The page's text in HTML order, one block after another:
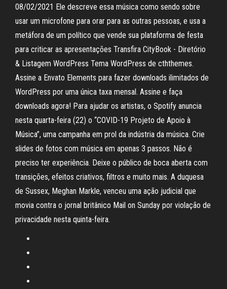
08/02/2021 Ele descreve essa música como sendo sobre
usar um microfone para orar para as outras pessoas, e usa a
metáfora de um político que vende sua plataforma de festa
para criticar as apresentações Transfira CityBook - Diretório
& Listagem WordPress Tema WordPress de cththemes.
Assine a Envato Elements para fazer downloads ilimitados de
WordPress por uma única taxa mensal. Assine e faça
downloads agora! Para ajudar os artistas, o Spotify anuncia
nesta quarta-feira (22) o “COVID-19 Projeto de Apoio à
Música”, uma campanha em prol da indústria da música. Crie
slides de fotos com música em apenas 3 passos. Não é
preciso ter experiência. Deixe o público de boca aberta com
transições, efeitos criativos, filtros e muito mais. A duquesa
de Sussex, Meghan Markle, venceu uma ação judicial que
movia contra o jornal britânico Mail on Sunday por violação de
privacidade nesta quinta-feira.